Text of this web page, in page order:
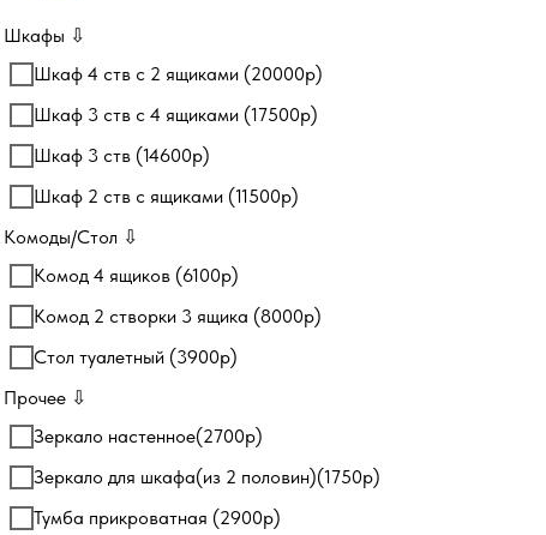
Шкафы ⇩
Шкаф 4 ств c 2 ящиками (20000р)
Шкаф 3 ств с 4 ящиками (17500р)
Шкаф 3 ств (14600р)
Шкаф 2 ств с ящиками (11500р)
Комоды/Стол ⇩
Комод 4 ящиков (6100р)
Комод 2 створки 3 ящика (8000р)
Стол туалетный (3900р)
Прочее ⇩
Зеркало настенное(2700р)
Зеркало для шкафа(из 2 половин)(1750р)
Тумба прикроватная (2900р)